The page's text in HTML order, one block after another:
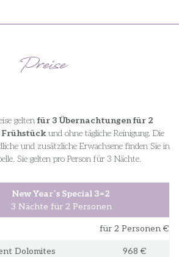
Preise
gelten für 3 Übernachtungen für 2
Frühstück und ohne tägliche Reinigung. Die
und zusätzliche Erwachsene finden Sie in
Sie gelten pro Person für 3 Nächte.
New Year´s Special 3=2
3 Nächte für 2 Personen
für 2 Personen €
Dolomites 968 €